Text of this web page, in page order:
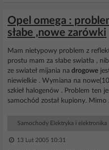
Opel omega :
słabe ,nowe zarówki
Mam nietypowy problem z
prostu mam za słabe swiatła ,
ze swiateł mijania na drogowe
niewielkie . Wymiana na
szkieł halogenów . Problem ten
samochód został kupiony. Mimo
Samochody Elektryka i elektronika
13 Lut 2005 10:31